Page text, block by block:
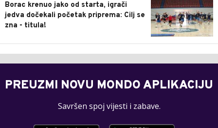
Borac krenuo jako od starta, igrači
jedva dočekali početak priprema: Cilj se
zna - titula!
PREUZMI NOVU MONDO APLIKACIJU
Savršen spoj vijesti i zabave.